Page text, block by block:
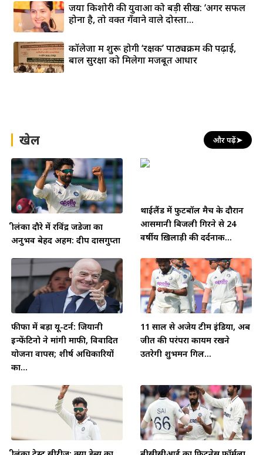
जया किशोरी की युवाओं को बड़ी सीख: ‘अगर सफल
होना है, तो वक्त गँवाने वाले दोस्तों...
कॉलेजों में शुरू होगी ‘रक्षक’ पाठ्यक्रम की पढ़ाई,
बाल सुरक्षा को मिलेगा मजबूत आधार
खेल और पढ़ें➤
श्रीलंका दौरे में रविंद्र जडेजा का
अनुभव बेहद अहम: दीप दासगुप्ता
थाईलैंड में फुटबॉल मैच के दौरान
आसमानी बिजली गिरने से 24
वर्षीय ख़िलाड़ी की दर्दनाक...
फीफा में बड़ा यू-टर्न: जियानी
इन्फेंटिनो ने मांगी माफी, विवादित
योजना वापस; शीर्ष अधिकारियों
का...
11 साल से अजेय टीम इंडिया, अब
जीत की परंपरा कायम रखने
उतरेगी शुभमन गिल...